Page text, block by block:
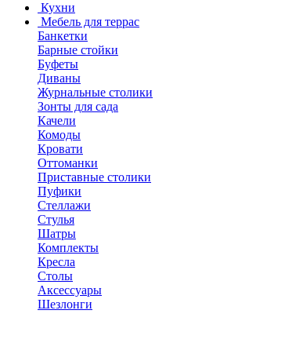
Кухни
Мебель для террас
Банкетки
Барные стойки
Буфеты
Диваны
Журнальные столики
Зонты для сада
Качели
Комоды
Кровати
Оттоманки
Приставные столики
Пуфики
Стеллажи
Стулья
Шатры
Комплекты
Кресла
Столы
Аксессуары
Шезлонги